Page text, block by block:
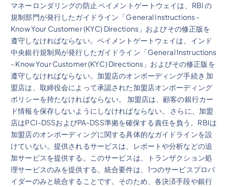
マネーロンダリングの防止 ペイメントゲートウェイは、RBI の
規制部門が発行したガイドライン「General Instructions -
Know Your Customer (KYC) Directions」およびその修正版を
遵守しなければならない。ペイメントゲートウェイは、インド
中央銀行規制局が発行したガイドライン「General Instructions
- Know Your Customer (KYC) Directions」およびその修正版を
遵守しなければならない。加盟店のオンボーディング手続き 加
盟店は、取締役会によって承認された加盟店オンボーディング
ポリシーを持たなければならない。 加盟店は、顧客の銀行カー
ド情報を保存しないようにしなければならない。 さらに、加盟
店はPCI-DSSおよびPA-DSS準拠を確保する責任を負う。RBIは
加盟店のオンボーディングに関する具体的なガイドラインを設
けていない。提供されるサービスは、レポートや分析などの追
加サービスを提供する。このサービスは、トランザクション処
理サービスのみを提供する。統合要件は、1つのサービスプロバ
イダーのみと統合することです。そのため、各決済手段や銀行